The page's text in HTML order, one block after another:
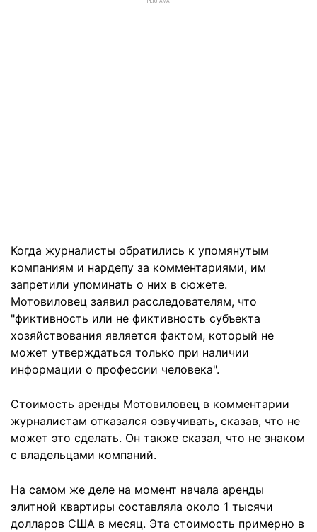
РЕКЛАМА
Когда журналисты обратились к упомянутым
компаниям и нардепу за комментариями, им
запретили упоминать о них в сюжете.
Мотовиловец заявил расследователям, что
"фиктивность или не фиктивность субъекта
хозяйствования является фактом, который не
может утверждаться только при наличии
информации о профессии человека".
Стоимость аренды Мотовиловец в комментарии
журналистам отказался озвучивать, сказав, что не
может это сделать. Он также сказал, что не знаком
с владельцами компаний.
На самом же деле на момент начала аренды
элитной квартиры составляла около 1 тысячи
долларов США в месяц. Эта стоимость примерно в